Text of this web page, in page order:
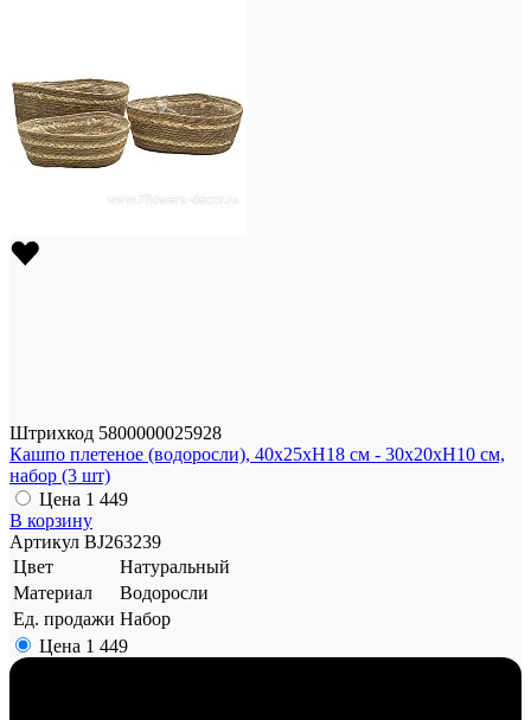
Штрихкод 5800000025928
Кашпо плетеное (водоросли), 40x25xH18 см - 30x20xH10 см,
набор (3 шт)
Цена 1 449
В корзину
Артикул BJ263239
Цвет
Натуральный
Материал
Водоросли
Ед. продажи Набор
Цена 1 449